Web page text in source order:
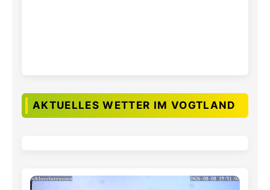
AKTUELLES WETTER IM VOGTLAND